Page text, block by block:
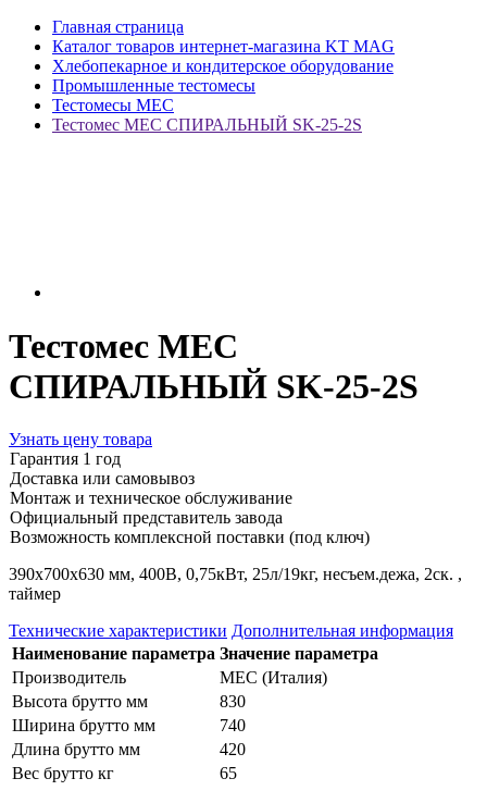
Главная страница
Каталог товаров интернет-магазина KT MAG
Хлебопекарное и кондитерское оборудование
Промышленные тестомесы
Тестомесы MEC
Тестомес MEC СПИРАЛЬНЫЙ SK-25-2S
Тестомес MEC
СПИРАЛЬНЫЙ SK-25-2S
Узнать цену товара
Гарантия 1 год
Доставка или самовывоз
Монтаж и техническое обслуживание
Официальный представитель завода
Возможность комплексной поставки (под ключ)
390х700х630 мм, 400В, 0,75кВт, 25л/19кг, несъем.дежа, 2ск. ,
таймер
Технические характеристики Дополнительная информация
Наименование параметра Значение параметра
Производитель
MEC (Италия)
Высота брутто мм
830
Ширина брутто мм
740
Длина брутто мм
420
Вес брутто кг
65